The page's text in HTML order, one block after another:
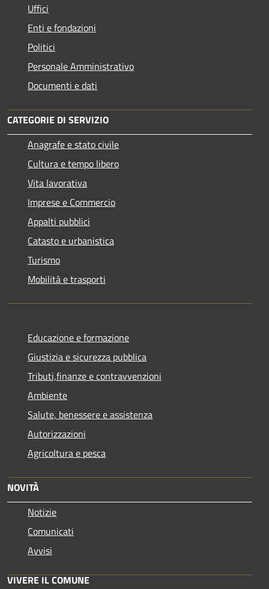
Uffici
Enti e fondazioni
Politici
Personale Amministrativo
Documenti e dati
CATEGORIE DI SERVIZIO
Anagrafe e stato civile
Cultura e tempo libero
Vita lavorativa
Imprese e Commercio
Appalti pubblici
Catasto e urbanistica
Turismo
Mobilità e trasporti
Educazione e formazione
Giustizia e sicurezza pubblica
Tributi,finanze e contravvenzioni
Ambiente
Salute, benessere e assistenza
Autorizzazioni
Agricoltura e pesca
NOVITÀ
Notizie
Comunicati
Avvisi
VIVERE IL COMUNE